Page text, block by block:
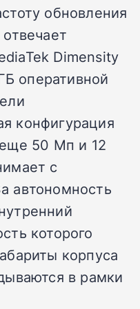
обновления
Dimensity
оперативной
конфигурация
50 Мп и 12
с
автономность
которого
корпуса
в рамки